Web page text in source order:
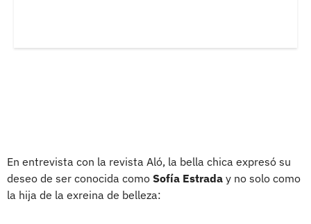
En entrevista con la revista Aló, la bella chica expresó su
deseo de ser conocida como Sofía Estrada y no solo como
la hija de la exreina de belleza: